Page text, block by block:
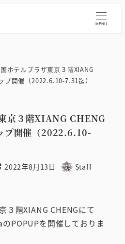
MENU
ホテルプラザ東京３階XIANG
プ開催（2022.6.10-7.31迄）
京３階XIANG CHENG
プ開催（2022.6.10-
日
2022年8月13日
著
Staff
３階XIANG CHENGにて
POPUPを開催しておりま